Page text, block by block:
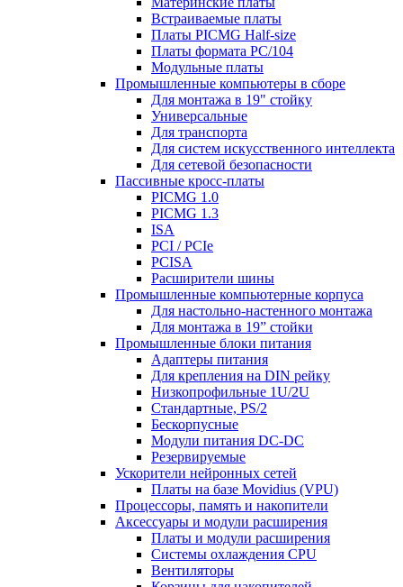
Встраиваемые платы
Платы PICMG Half-size
Платы формата PC/104
Модульные платы
Промышленные компьютеры в сборе
Для монтажа в 19" стойку
Универсальные
Для транспорта
Для систем искусственного интеллекта
Для сетевой безопасности
Пассивные кросс-платы
PICMG 1.0
PICMG 1.3
ISA
PCI / PCIe
PCISA
Расширители шины
Промышленные компьютерные корпуса
Для настольно-настенного монтажа
Для монтажа в 19” стойки
Промышленные блоки питания
Адаптеры питания
Для крепления на DIN рейку
Низкопрофильные 1U/2U
Стандартные, PS/2
Бескорпусные
Модули питания DС-DC
Резервируемые
Ускорители нейронных сетей
Платы на базе Movidius (VPU)
Процессоры, память и накопители
Аксессуары и модули расширения
Платы и модули расширения
Системы охлаждения CPU
Вентиляторы